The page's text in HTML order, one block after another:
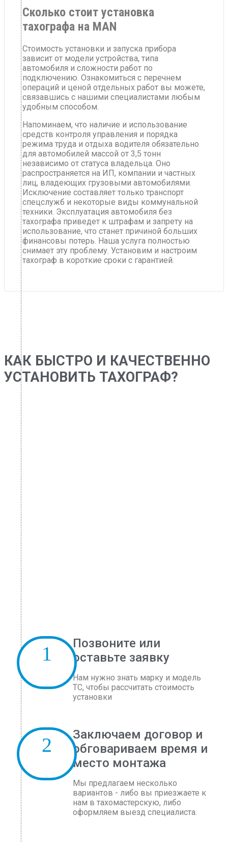
Сколько стоит установка
тахографа на MAN
Стоимость установки и запуска прибора
зависит от модели устройства, типа
автомобиля и сложности работ по
подключению. Ознакомиться с перечнем
операций и ценой отдельных работ вы можете,
связавшись с нашими специалистами любым
удобным способом.
Напоминаем, что наличие и использование
средств контроля управления и порядка
режима труда и отдыха водителя обязательно
для автомобилей массой от 3,5 тонн
независимо от статуса владельца. Оно
распространяется на ИП, компании и частных
лиц, владеющих грузовыми автомобилями.
Исключение составляет только транспорт
спецслужб и некоторые виды коммунальной
техники. Эксплуатация автомобиля без
тахографа приведет к штрафам и запрету на
использование, что станет причиной больших
финансовы потерь. Наша услуга полностью
снимает эту проблему. Установим и настроим
тахограф в короткие сроки с гарантией.
КАК БЫСТРО И КАЧЕСТВЕННО
УСТАНОВИТЬ ТАХОГРАФ?
Позвоните или
оставьте заявку
Нам нужно знать марку и модель
ТС, чтобы рассчитать стоимость
установки
Заключаем договор и
обговариваем время и
место монтажа
Мы предлагаем несколько
вариантов - либо вы приезжаете к
нам в тахомастерскую, либо
оформляем выезд специалиста.